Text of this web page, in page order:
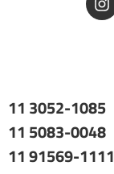
11 3052-1085
11 5083-0048
11 91569-1111